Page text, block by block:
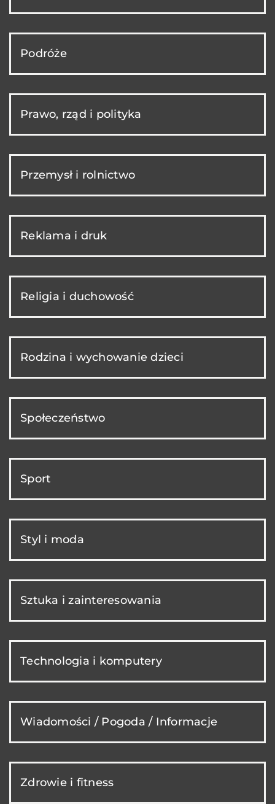
Podróże
Prawo, rząd i polityka
Przemysł i rolnictwo
Reklama i druk
Religia i duchowość
Rodzina i wychowanie dzieci
Społeczeństwo
Sport
Styl i moda
Sztuka i zainteresowania
Technologia i komputery
Wiadomości / Pogoda / Informacje
Zdrowie i fitness